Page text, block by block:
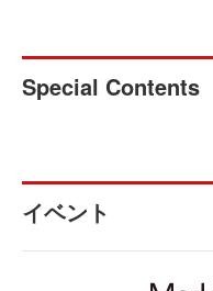
Special Contents
イベント